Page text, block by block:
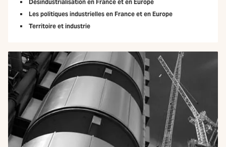
Désindustrialisation en France et en Europe
Les politiques industrielles en France et en Europe
Territoire et industrie